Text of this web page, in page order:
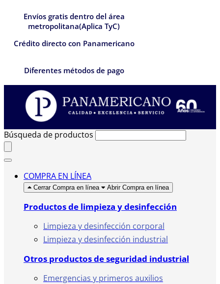
Envíos gratis dentro del área
metropolitana(Aplica TyC)
Crédito directo con Panamericano
Diferentes métodos de pago
Búsqueda de productos
COMPRA EN LÍNEA
Cerrar Compra en línea Abrir Compra en línea
Productos de limpieza y desinfección
Limpieza y desinfección corporal
Limpieza y desinfección industrial
Otros productos de seguridad industrial
Emergencias y primeros auxilios